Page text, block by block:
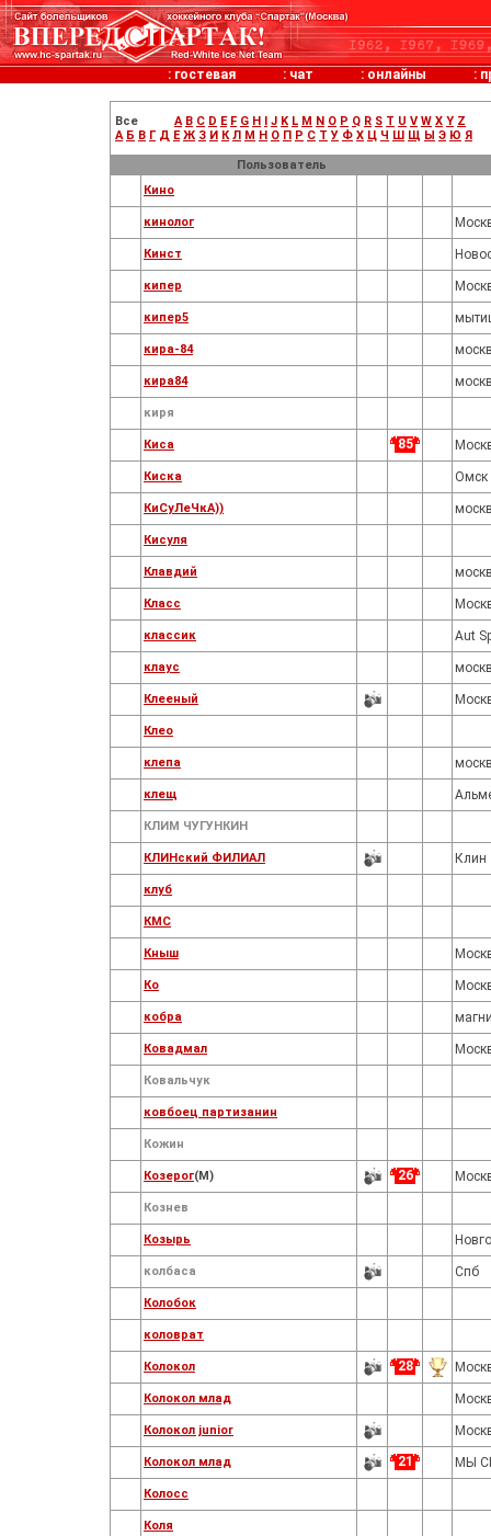
: гостевая : чат : онлайны :
Все A B C D E F G H I J K L M N O P Q R S T U V W X Y Z
А Б В Г Д Е Ж З И К Л М Н О П Р С Т У Ф Х Ц Ч Ш Щ Ы Э Ю Я
Пользователь
Кино
кинолог
Кинст
кипер
кипер5
кира-84
кира84
киря
Киса 85
Киска Омск
КиСуЛеЧкА))
Кисуля
Клавдий
Класс
классик Aut
клаус
Клееный
Клео
клепа
клещ
КЛИМ ЧУГУНКИН
КЛИНский ФИЛИАЛ Клин
клуб
КМС
Кныш
Ко
кобра
Ковадмал
Ковальчук
ковбоец партизанин
Кожин
Козерог(M) 26
Кознев
Козырь
колбаса Спб
Колобок
коловрат
Колокол 28
Колокол млад
Колокол junior
Колокол млад 21 МЫ
Колосс
Коля